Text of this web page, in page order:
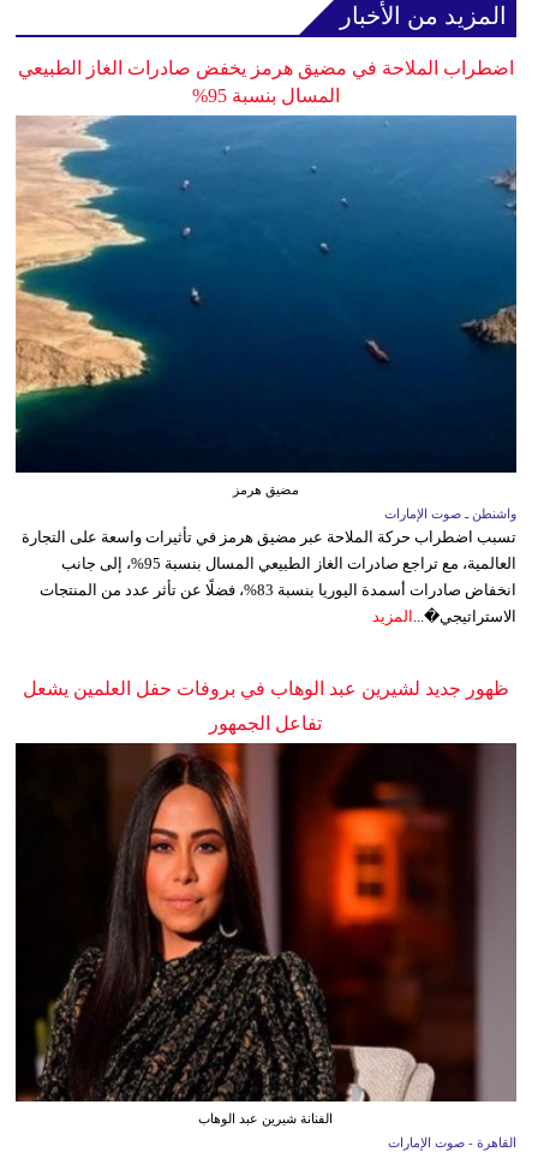
المزيد من الأخبار
اضطراب الملاحة في مضيق هرمز يخفض صادرات الغاز الطبيعي
المسال بنسبة 95%
مضيق هرمز
واشنطن ـ صوت الإمارات
تسبب اضطراب حركة الملاحة عبر مضيق هرمز في تأثيرات واسعة على التجارة
العالمية، مع تراجع صادرات الغاز الطبيعي المسال بنسبة 95%، إلى جانب
انخفاض صادرات أسمدة اليوريا بنسبة 83%، فضلًا عن تأثر عدد من المنتجات
الاستراتيجي�... المزيد
ظهور جديد لشيرين عبد الوهاب في بروفات حفل العلمين يشعل
تفاعل الجمهور
الفنانة شيرين عبد الوهاب
القاهرة - صوت الإمارات